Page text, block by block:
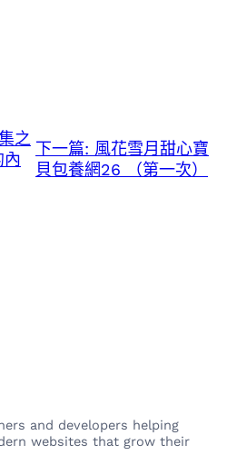
之
內
下一篇: 風花雪月甜心寶
貝包養網26 （第一次）
and developers helping
websites that grow their